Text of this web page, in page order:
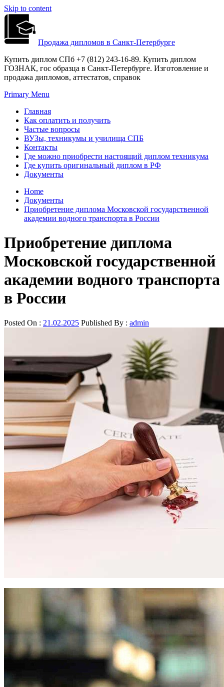
Skip to content
Продажа дипломов в Санкт-Петербурге
Купить диплом СПб +7 (812) 243-16-89. Купить диплом
ГОЗНАК, гос образца в Санкт-Петербурге. Изготовление и
продажа дипломов, аттестатов, справок
Primary Menu
Главная
Как оплатить и получить
Частые вопросы
ВУЗы, техникумы и училища СПБ
Контакты
Где можно приобрести настоящий диплом техникума
Где купить оригинальный диплом в РФ
Документы
Home
Документы
Приобретение диплома Московской государственной
академии водного транспорта в России
Приобретение диплома
Московской государственной
академии водного транспорта
в России
Posted On : 21.02.2025 Published By : admin